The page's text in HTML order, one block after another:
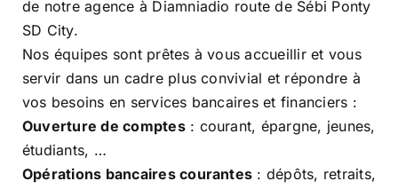
de notre agence à Diamniadio route de Sébi Ponty
SD City.
Nos équipes sont prêtes à vous accueillir et vous
servir dans un cadre plus convivial et répondre à
vos besoins en services bancaires et financiers :
Ouverture de comptes: courant, épargne, jeunes,
étudiants, …
Opérations bancaires courantes : dépôts, retraits,